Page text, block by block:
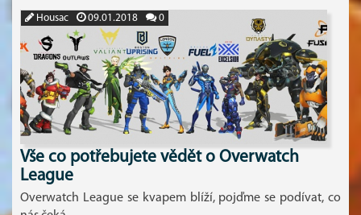
Housac 09.01.2018 0
Vše co potřebujete vědět o Overwatch
League
Overwatch League se kvapem blíží, pojďme se podívat, co